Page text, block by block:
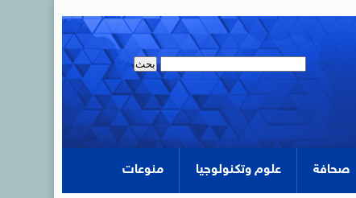
صحافة علوم وتكنولوجيا منوعات